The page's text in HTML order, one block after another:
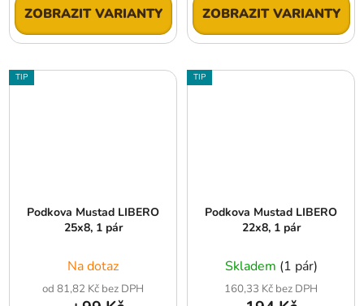
ZOBRAZIT VARIANTY ZOBRAZIT VARIANTY
TIP
Podkova Mustad LIBERO
25x8, 1 pár
Na dotaz
od 81,82 Kč bez DPH
TIP
Podkova Mustad LIBERO
22x8, 1 pár
Skladem (1 pár)
160,33 Kč bez DPH